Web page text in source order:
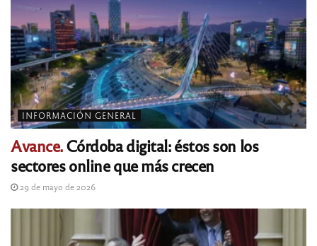
INFORMACIÓN GENERAL
Avance.Córdoba digital: éstos son los
sectores online que más crecen
29 de mayo de 2026